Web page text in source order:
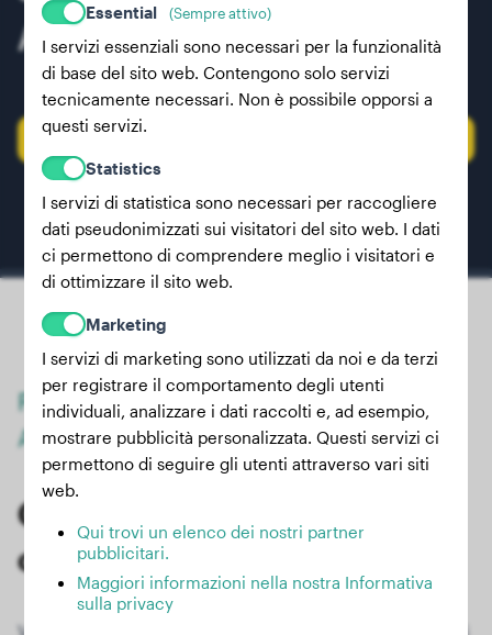
13 mesi 24.50 kg
14 mesi 25.00 kg
15 mesi 25.30 kg
16 mesi
Aïdi e segui il suo progresso!
Previsione precisa del peso finale dei
Aïdis
Calcola il peso finale per
cuccioli e giovani cani Aïdi
Essential (Sempre attivo)
I servizi essenziali sono necessari per la funzionalità
di base del sito web. Contengono solo servizi
tecnicamente necessari. Non è possibile opporsi a
questi servizi.
Statistics
I servizi di statistica sono necessari per raccogliere
dati pseudonimizzati sui visitatori del sito web. I dati
ci permettono di comprendere meglio i visitatori e
di ottimizzare il sito web.
Marketing
I servizi di marketing sono utilizzati da noi e da terzi
per registrare il comportamento degli utenti
individuali, analizzare i dati raccolti e, ad esempio,
mostrare pubblicità personalizzata. Questi servizi ci
permettono di seguire gli utenti attraverso vari siti
web.
Qui trovi un elenco dei nostri partner
pubblicitari.
Maggiori informazioni nella nostra Informativa
sulla privacy